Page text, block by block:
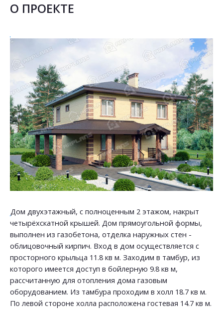
О ПРОЕКТЕ
Дом двухэтажный, с полноценным 2 этажом, накрыт
четырёхскатной крышей. Дом прямоугольной формы,
выполнен из газобетона, отделка наружных стен -
облицовочный кирпич. Вход в дом осуществляется с
просторного крыльца 11.8 кв м. Заходим в тамбур, из
которого имеется доступ в бойлерную 9.8 кв м,
рассчитанную для отопления дома газовым
оборудованием. Из тамбура проходим в холл 18.7 кв м.
По левой стороне холла расположена гостевая 14.7 кв м.